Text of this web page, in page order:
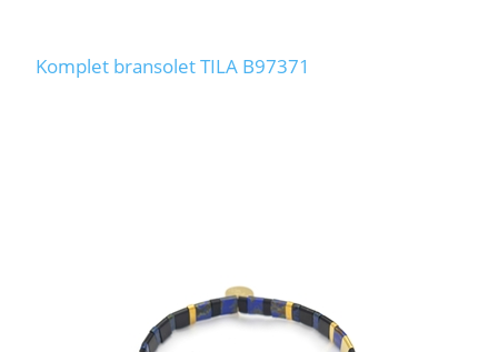
Komplet bransolet TILA B97371